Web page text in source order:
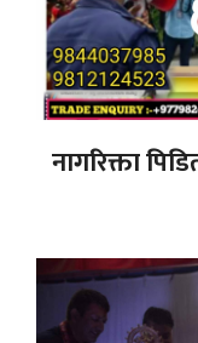
नागरिक्ता